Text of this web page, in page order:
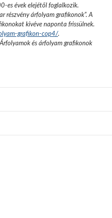
es évek elejétől foglalkozik.
részvény árfolyam grafikonok”.A
kivéve naponta frissülnek.
grafikon-cop4/.
és árfolyam grafikonok